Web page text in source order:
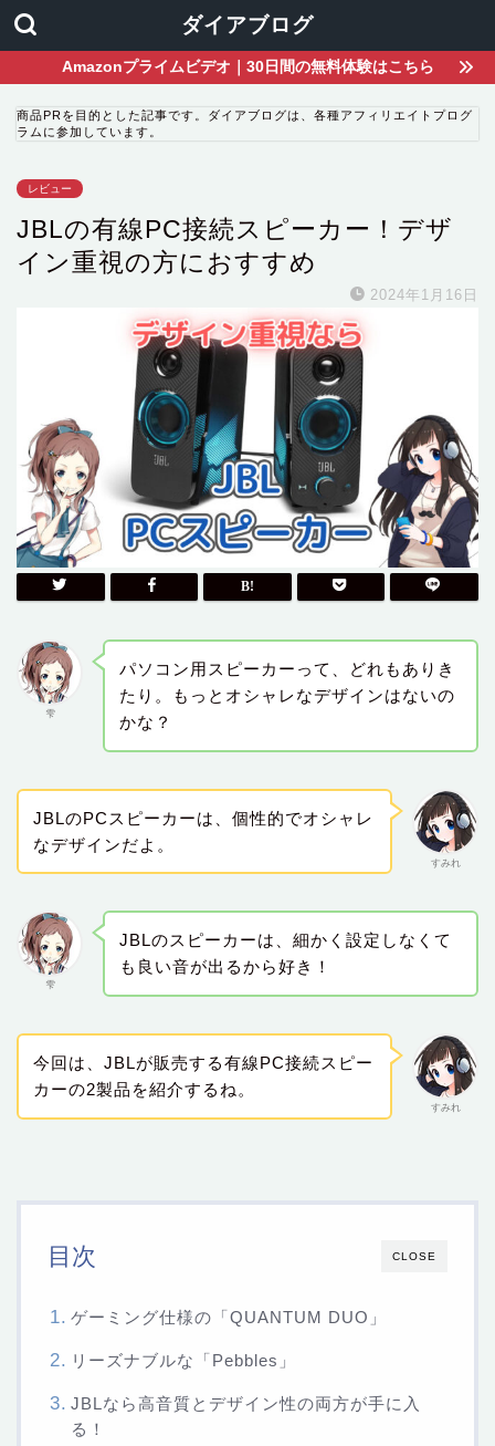
ダイアブログ
Amazonプライムビデオ｜30日間の無料体験はこちら
商品PRを目的とした記事です。ダイアブログは、各種アフィリエイトプログ
ラムに参加しています。
レビュー
JBLの有線PC接続スピーカー！デザ
イン重視の方におすすめ
2024年1月16日
雫
パソコン用スピーカーって、どれもありき
たり。もっとオシャレなデザインはないの
かな？
すみれ
JBLのPCスピーカーは、個性的でオシャレ
なデザインだよ。
雫
JBLのスピーカーは、細かく設定しなくて
も良い音が出るから好き！
すみれ
今回は、JBLが販売する有線PC接続スピー
カーの2製品を紹介するね。
CLOSE
目次
ゲーミング仕様の「QUANTUM DUO」
リーズナブルな「Pebbles」
JBLなら高音質とデザイン性の両方が手に入
る！